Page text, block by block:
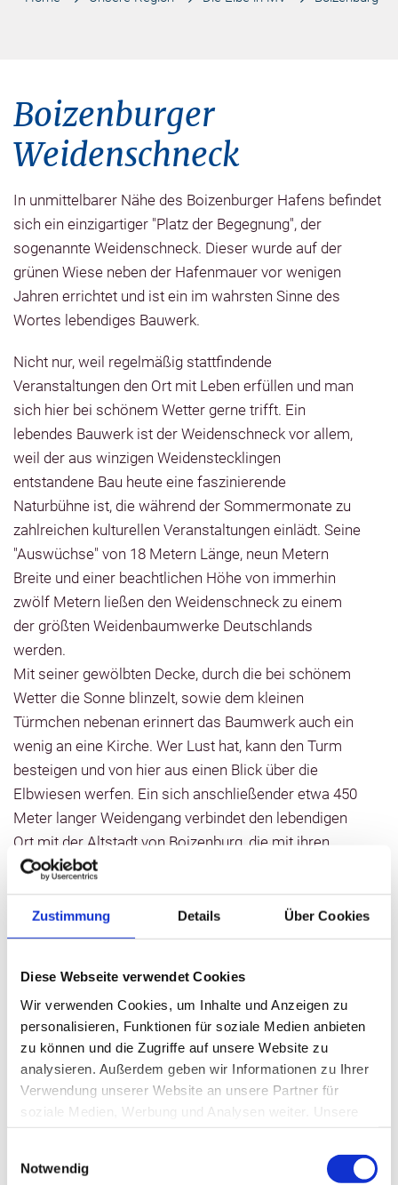
Zustimmung Details Über Cookies
Diese Webseite verwendet Cookies
Wir verwenden Cookies, um Inhalte und Anzeigen zu
personalisieren, Funktionen für soziale Medien anbieten
zu können und die Zugriffe auf unsere Website zu
analysieren. Außerdem geben wir Informationen zu Ihrer
Verwendung unserer Website an unsere Partner für
soziale Medien, Werbung und Analysen weiter. Unsere
Partner führen diese Informationen möglicherweise mit
weiteren Daten zusammen, die Sie ihnen bereitgestellt
haben oder die sie im Rahmen Ihrer Nutzung der Dienste
Notwendig
Boizenburger
Weidenschneck
In unmittelbarer Nähe des Boizenburger Hafens befindet
sich ein einzigartiger "Platz der Begegnung", der
sogenannte Weidenschneck. Dieser wurde auf der
grünen Wiese neben der Hafenmauer vor wenigen
Jahren errichtet und ist ein im wahrsten Sinne des
Wortes lebendiges Bauwerk.
Nicht nur, weil regelmäßig stattfindende
Veranstaltungen den Ort mit Leben erfüllen und man
sich hier bei schönem Wetter gerne trifft. Ein
lebendes Bauwerk ist der Weidenschneck vor allem,
weil der aus winzigen Weidenstecklingen
entstandene Bau heute eine faszinierende
Naturbühne ist, die während der Sommermonate zu
zahlreichen kulturellen Veranstaltungen einlädt. Seine
"Auswüchse" von 18 Metern Länge, neun Metern
Breite und einer beachtlichen Höhe von immerhin
zwölf Metern ließen den Weidenschneck zu einem
der größten Weidenbaumwerke Deutschlands
werden.
Mit seiner gewölbten Decke, durch die bei schönem
Wetter die Sonne blinzelt, sowie dem kleinen
Türmchen nebenan erinnert das Baumwerk auch ein
wenig an eine Kirche. Wer Lust hat, kann den Turm
besteigen und von hier aus einen Blick über die
Elbwiesen werfen. Ein sich anschließender etwa 450
Meter langer Weidengang verbindet den lebendigen
Ort mit der Altstadt von Boizenburg, die mit ihren
liebevoll restaurierten Fachwerkhäusern unbedingt
Boizenburger Weidenschneck
+49 38847 335354
direkt zur Website